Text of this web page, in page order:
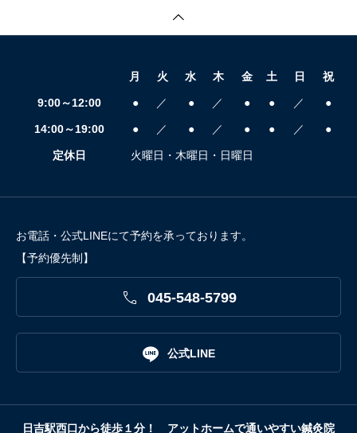
月 火 水 木 金 土 日 祝
9:00～12:00 ● ／ ● ／ ● ● ／ ●
14:00～19:00 ● ／ ● ／ ● ● ／ ●
定休日 火曜日・木曜日・日曜日
お電話・公式LINEにて予約を承っております。
【予約優先制】
 045-548-5799
 公式LINE
日吉駅西口から徒歩１分！ アットホームで通いやすい鍼灸院